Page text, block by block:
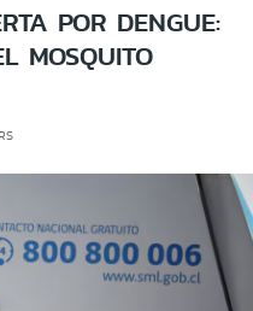
POR DENGUE:
MOSQUITO